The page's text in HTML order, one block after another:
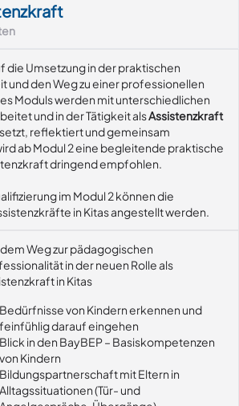
die Umsetzung in der praktischen
und den Weg zu einer professionellen
Moduls werden mit unterschiedlichen
und in der Tätigkeit alsAssistenzkraft
reflektiert und gemeinsam
ab Modul 2 eine begleitende praktische
dringend empfohlen.
im Modul 2 können die
in Kitas angestellt werden.
Weg zur pädagogischen
in der neuen Rolle als
in Kitas
Bedürfnisse von Kindern erkennen und
feinfühlig darauf eingehen
Blick in den BayBEP – Basiskompetenzen
von Kindern
Bildungspartnerschaft mit Eltern in
Alltagssituationen (Tür- und